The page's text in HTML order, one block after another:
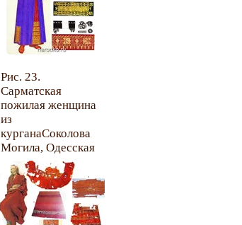
Рис. 23.
Сарматская
пожилая женщина
из
курганаСоколова
Могила, Одесская
обл. Украины, I в.
н.э. (по А.К.
Елкиной).